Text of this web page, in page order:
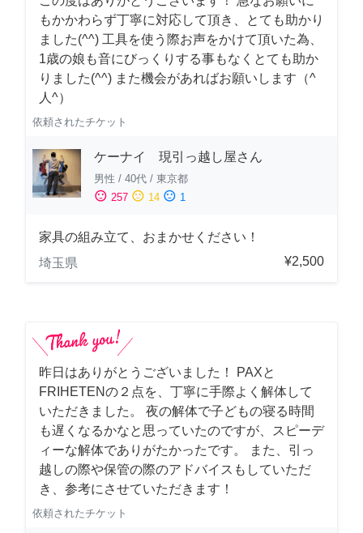
もかかわらず丁寧に対応して頂き、とても助かり
ました(^^) 工具を使う際お声をかけて頂いた為、
1歳の娘も音にびっくりする事もなくとても助か
りました(^^) また機会があればお願いします（^
人^）
依頼されたチケット
ケーナイ 現引っ越し屋さん
男性 / 40代 / 東京都
sentiment_satisfied 257 sentiment_neutral 14 sentiment_dissatisfied 1
家具の組み立て、おまかせください！
埼玉県
¥2,500
昨日はありがとうございました！ PAXと
FRIHETENの２点を、丁寧に手際よく解体して
いただきました。 夜の解体で子どもの寝る時間
も遅くなるかなと思っていたのですが、スピーデ
ィーな解体でありがたかったです。 また、引っ
越しの際や保管の際のアドバイスもしていただ
き、参考にさせていただきます！
依頼されたチケット